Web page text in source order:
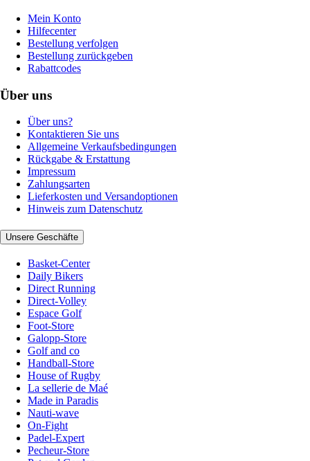
Mein Konto
Hilfecenter
Bestellung verfolgen
Bestellung zurückgeben
Rabattcodes
Über uns
Über uns?
Kontaktieren Sie uns
Allgemeine Verkaufsbedingungen
Rückgabe & Erstattung
Impressum
Zahlungsarten
Lieferkosten und Versandoptionen
Hinweis zum Datenschutz
Unsere Geschäfte
Basket-Center
Daily Bikers
Direct Running
Direct-Volley
Espace Golf
Foot-Store
Galopp-Store
Golf and co
Handball-Store
House of Rugby
La sellerie de Maé
Made in Paradis
Nauti-wave
On-Fight
Padel-Expert
Pecheur-Store